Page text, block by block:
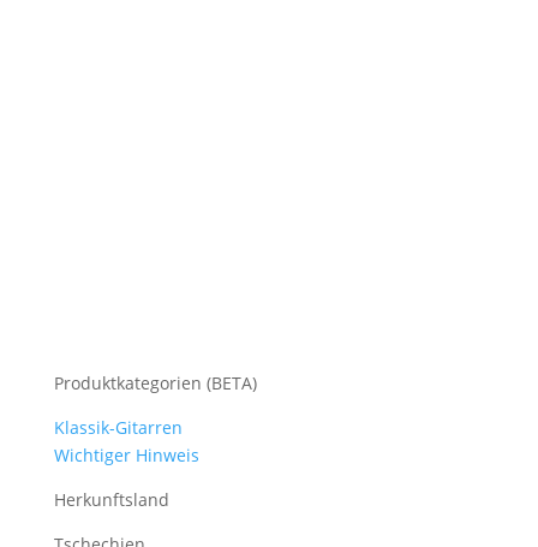
Produktkategorien (BETA)
Klassik-Gitarren
Wichtiger Hinweis
Herkunftsland